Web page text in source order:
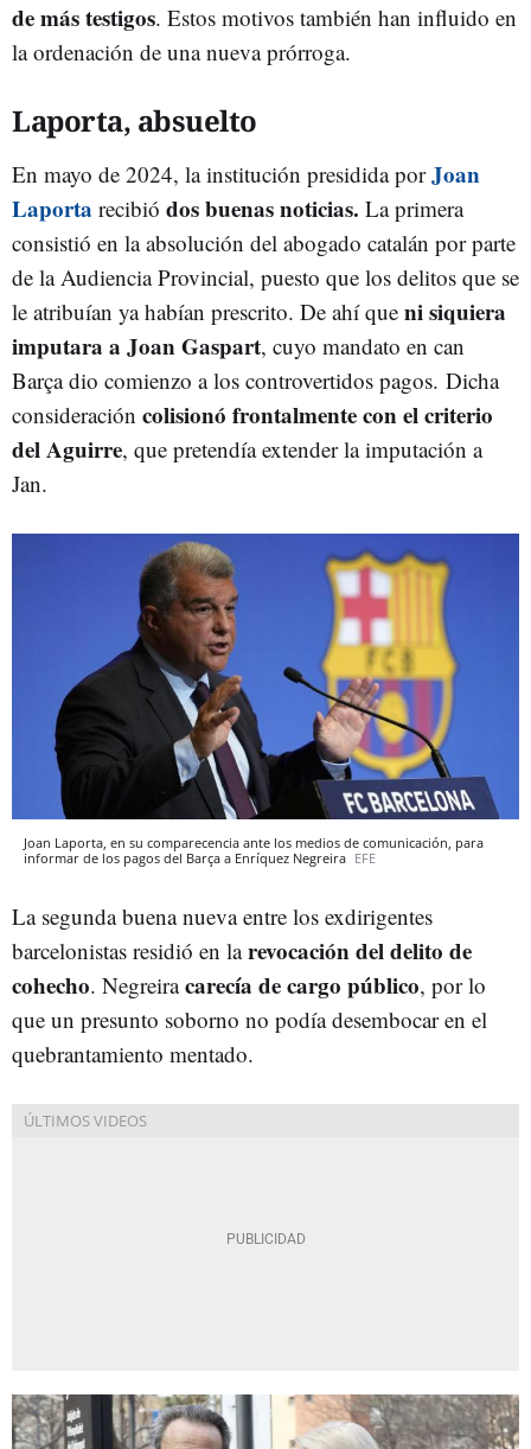
de más testigos. Estos motivos también han influido en
la ordenación de una nueva prórroga.
Laporta, absuelto
En mayo de 2024, la institución presidida porJoan
Laporta recibió dos buenas noticias. La primera
consistió en la absolución del abogado catalán por parte
de la Audiencia Provincial, puesto que los delitos que se
le atribuían ya habían prescrito. De ahí que ni siquiera
imputara a Joan Gaspart, cuyo mandato en can
Barça dio comienzo a los controvertidos pagos. Dicha
consideración colisionó frontalmente con el criterio
del Aguirre, que pretendía extender la imputación a
Jan.
Joan Laporta, en su comparecencia ante los medios de comunicación, para
informar de los pagos del Barça a Enríquez Negreira EFE
La segunda buena nueva entre los exdirigentes
barcelonistas residió en larevocación del delito de
cohecho. Negreiracarecía de cargo público, por lo
que un presunto soborno no podía desembocar en el
quebrantamiento mentado.